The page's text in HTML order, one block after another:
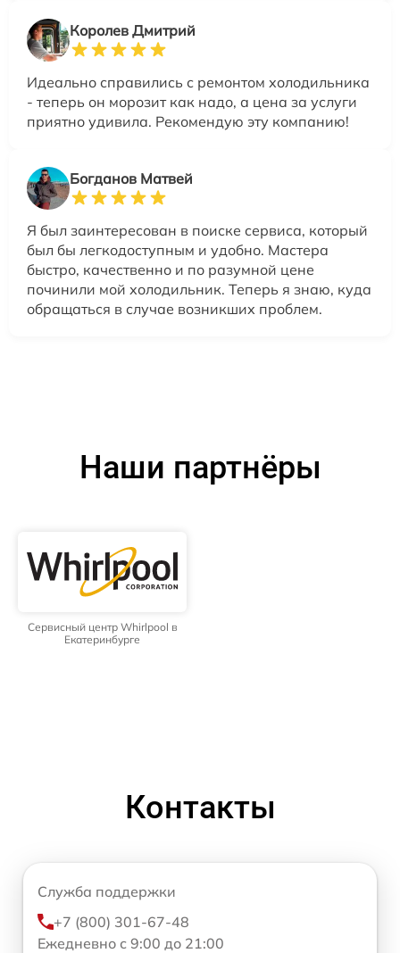
Королев Дмитрий
Идеально справились с ремонтом холодильника
- теперь он морозит как надо, а цена за услуги
приятно удивила. Рекомендую эту компанию!
Богданов Матвей
Я был заинтересован в поиске сервиса, который
был бы легкодоступным и удобно. Мастера
быстро, качественно и по разумной цене
починили мой холодильник. Теперь я знаю, куда
обращаться в случае возникших проблем.
Наши партнёры
Сервисный центр Whirlpool в
Екатеринбурге
Контакты
Служба поддержки
+7 (800) 301-67-48
Ежедневно с 9:00 до 21:00